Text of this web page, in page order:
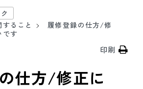
ること
履修登録の仕方/修
です
印刷
仕方/修正に